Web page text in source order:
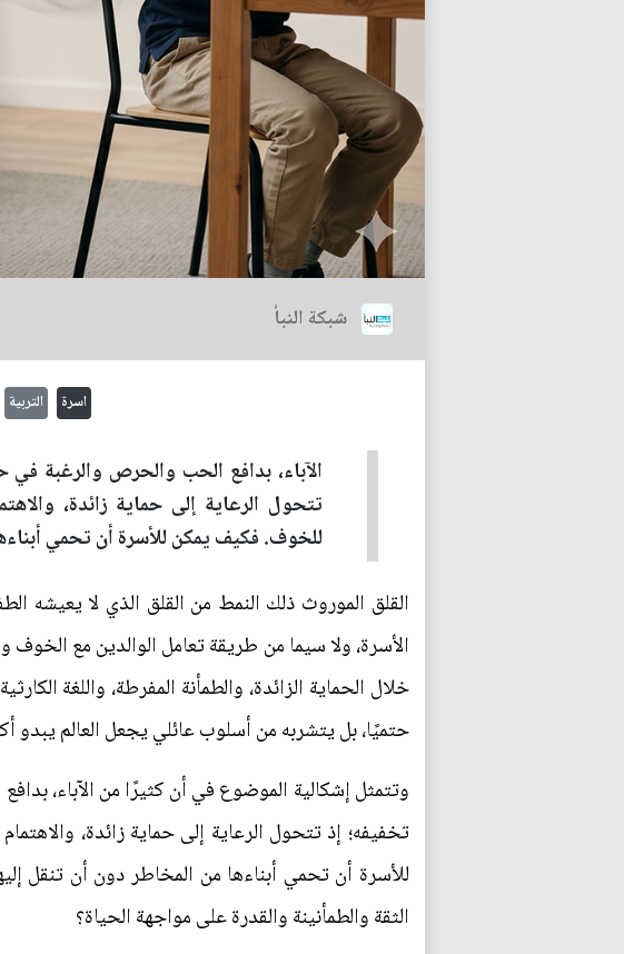
شبكة النبأ
اسرة التربية
الآباء، بدافع الحب والحرص والرغبة
تتحول الرعاية إلى حماية زائدة،
للخوف. فكيف يمكن للأسرة أن تحمي
القلق الموروث ذلك النمط من القلق الذي لا يعيشه
الأسرة، ولا سيما من طريقة تعامل الوالدين مع الخوف
خلال الحماية الزائدة، والطمأنة المفرطة، واللغة
حتميًا، بل يتشربه من أسلوب عائلي يجعل العالم يبدو
وتتمثل إشكالية الموضوع في أن كثيرًا من الآباء،
تخفيفه؛ إذ تتحول الرعاية إلى حماية زائدة،
للأسرة أن تحمي أبناءها من المخاطر دون أن تنقل
الثقة والطمأنينة والقدرة على مواجهة الحياة؟